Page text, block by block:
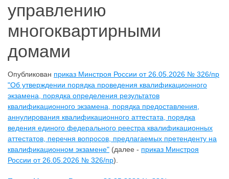
управлению
многоквартирными
домами
Опубликован приказ Минстроя России от 26.05.2026 № 326/пр
"Об утверждении порядка проведения квалификационного
экзамена, порядка определения результатов
квалификационного экзамена, порядка предоставления,
аннулирования квалификационного аттестата, порядка
ведения единого федерального реестра квалификационных
аттестатов, перечня вопросов, предлагаемых претенденту на
квалификационном экзамене" (далее - приказ Минстроя
России от 26.05.2026 № 326/пр).